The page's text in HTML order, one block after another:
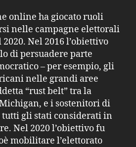
online ha giocato ruoli
nelle campagne elettorali
2020. Nel 2016 l’obiettivo
di persuadere parte
– per esempio, gli
nelle grandi aree
“rust belt” tra la
e i sostenitori di
tutti gli stati considerati in
Nel 2020 l’obiettivo fu
mobilitare l’elettorato